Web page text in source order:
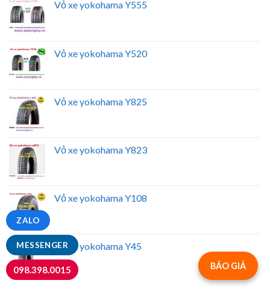
MESSENGER
ZALO
098.398.0015
Vỏ xe yokohama Y555
Vỏ xe yokohama Y520
Vỏ xe yokohama Y825
Vỏ xe yokohama Y823
Vỏ xe yokohama Y108
Vỏ xe yokohama Y45
BÁO GIÁ